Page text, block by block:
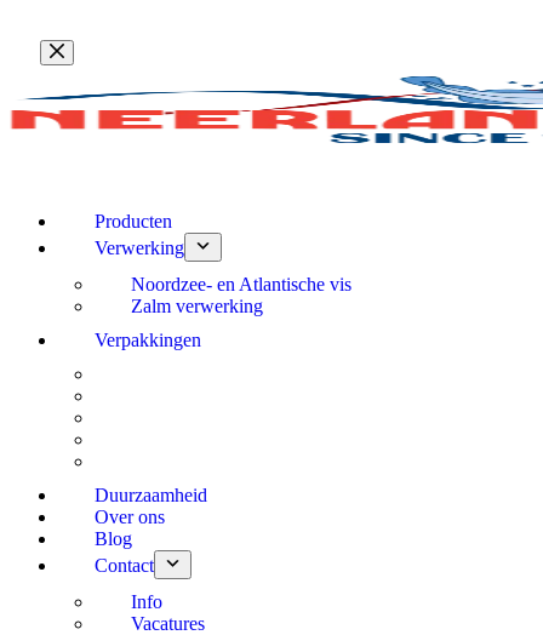
naar
Producten
Verwerking
Noordzee- en Atlantische vis
Zalm verwerking
Verpakkingen
Duurzaamheid
Over ons
Blog
Contact
Info
Vacatures